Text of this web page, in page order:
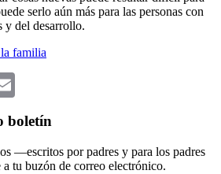
serlo aún más para las personas con
y del desarrollo.
familia
boletín
—escritos por padres y para los padres
tu buzón de correo electrónico.